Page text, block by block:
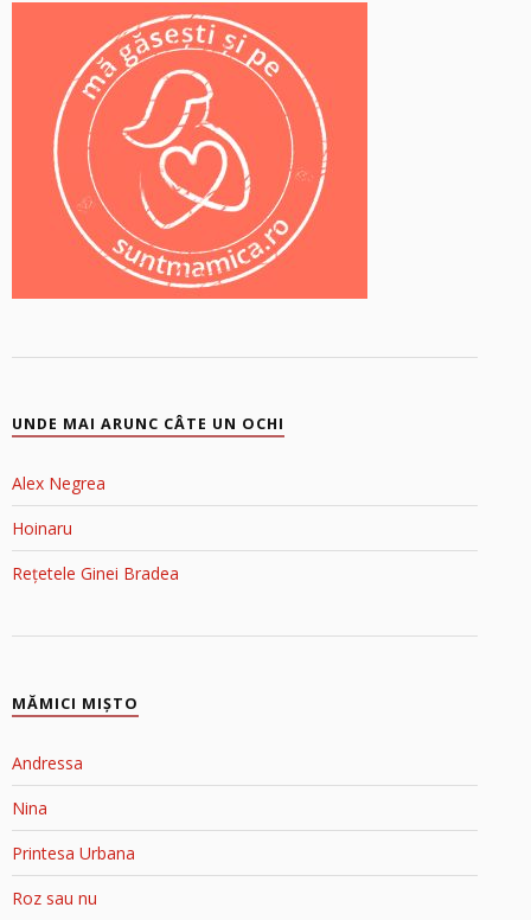
UNDE MAI ARUNC CÂTE UN OCHI
Alex Negrea
Hoinaru
Rețetele Ginei Bradea
MĂMICI MIŞTO
Andressa
Nina
Printesa Urbana
Roz sau nu